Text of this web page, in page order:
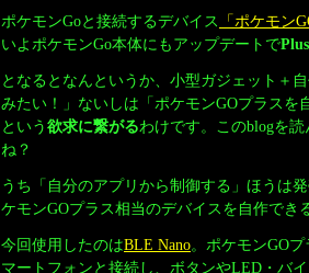
ポケモンGoと接続するデバイス 「ポケモン
いよポケモンGo本体にもアップデートで
となるとなんというか、小型ガジェット＋
みたい！」ないしは「ポケモンGOプラスを
という欲求に繋がるわけです。このblogを
ね？
うち「自分のアプリから制御する」ほうは
ケモンGOプラス相当のデバイスを自作でき
今回使用したのはBLE Nano。ポケモンGO
マートフォンと接続し、ボタンやLED・バ